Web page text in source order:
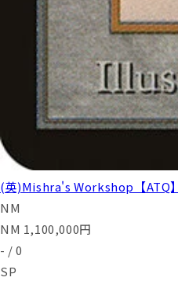
(英)Mishra's Workshop【ATQ
NM
NM 1,100,000円
- / 0
SP